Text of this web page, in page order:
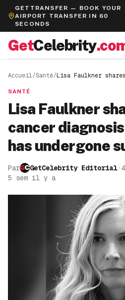
GETTRANSFER — BOOK YOUR
AIRPORT TRANSFER IN 60
SECONDS
GetCelebrity
Accueil/Santé/Lisa Faulkner
SANTÉ
Lisa Faulkner
cancer
has undergone
Par GetCelebrity Editorial·
5 sem il y a